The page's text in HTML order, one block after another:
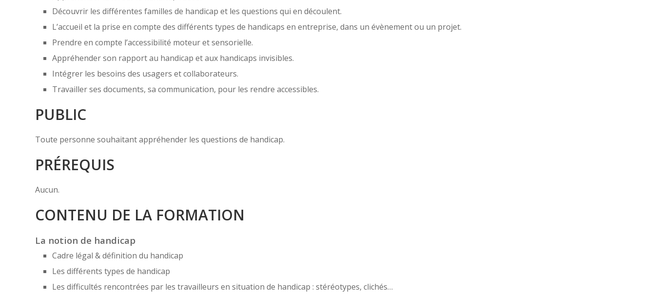
Découvrir les différentes familles de handicap et les questions qui en découlent.
L’accueil et la prise en compte des différents types de handicaps en entreprise, dans un évènement ou un projet.
Prendre en compte l’accessibilité moteur et sensorielle.
Appréhender son rapport au handicap et aux handicaps invisibles.
Intégrer les besoins des usagers et collaborateurs.
Travailler ses documents, sa communication, pour les rendre accessibles.
PUBLIC
Toute personne souhaitant appréhender les questions de handicap.
PRÉREQUIS
Aucun.
CONTENU DE LA FORMATION
La notion de handicap
Cadre légal & définition du handicap
Les différents types de handicap
Les difficultés rencontrées par les travailleurs en situation de handicap : stéréotypes, clichés…